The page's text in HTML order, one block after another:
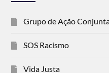
Grupo de Ação
SOS Racismo
Vida Justa